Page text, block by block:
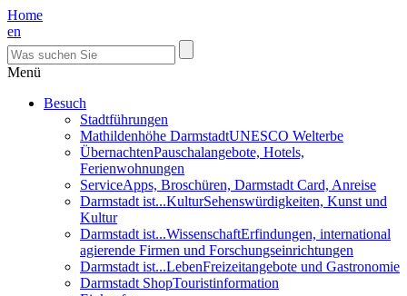
Home
en
Menü
Besuch
Stadtführungen
Mathildenhöhe DarmstadtUNESCO Welterbe
ÜbernachtenPauschalangebote, Hotels,
Ferienwohnungen
ServiceApps, Broschüren, Darmstadt Card, Anreise
Darmstadt ist...KulturSehenswürdigkeiten, Kunst und
Kultur
Darmstadt ist...WissenschaftErfindungen, international
agierende Firmen und Forschungseinrichtungen
Darmstadt ist...LebenFreizeitangebote und Gastronomie
Darmstadt ShopTouristinformation